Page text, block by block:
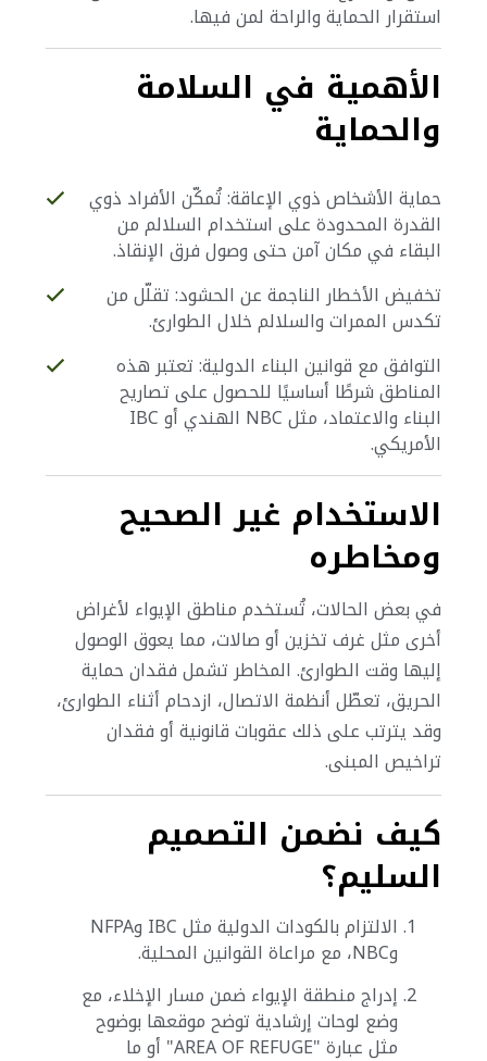
استقرار الحماية والراحة لمن فيها.
الأهمية في السلامة
والحماية
حماية الأشخاص ذوي الإعاقة: تُمكّن الأفراد ذوي
القدرة المحدودة على استخدام السلالم من
البقاء في مكان آمن حتى وصول فرق الإنقاذ.
تخفيض الأخطار الناجمة عن الحشود: تقلّل من
تكدس الممرات والسلالم خلال الطوارئ.
التوافق مع قوانين البناء الدولية: تعتبر هذه
المناطق شرطًا أساسيًا للحصول على تصاريح
البناء والاعتماد، مثل NBC الهندي أو IBC
الأمريكي.
الاستخدام غير الصحيح
ومخاطره
في بعض الحالات، تُستخدم مناطق الإيواء لأغراض
أخرى مثل غرف تخزين أو صالات، مما يعوق الوصول
إليها وقت الطوارئ. المخاطر تشمل فقدان حماية
الحريق، تعطّل أنظمة الاتصال، ازدحام أثناء الطوارئ،
وقد يترتب على ذلك عقوبات قانونية أو فقدان
تراخيص المبنى.
كيف نضمن التصميم
السليم؟
الالتزام بالكودات الدولية مثل IBC وNFPA
وNBC، مع مراعاة القوانين المحلية.
إدراج منطقة الإيواء ضمن مسار الإخلاء، مع
وضع لوحات إرشادية توضح موقعها بوضوح
مثل عبارة "AREA OF REFUGE" أو ما